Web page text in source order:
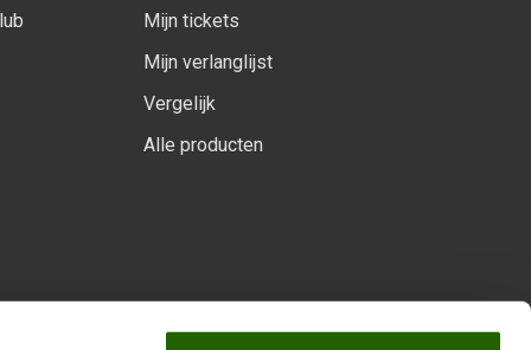
Mijn tickets
Mijn verlanglijst
Vergelijk
Alle producten